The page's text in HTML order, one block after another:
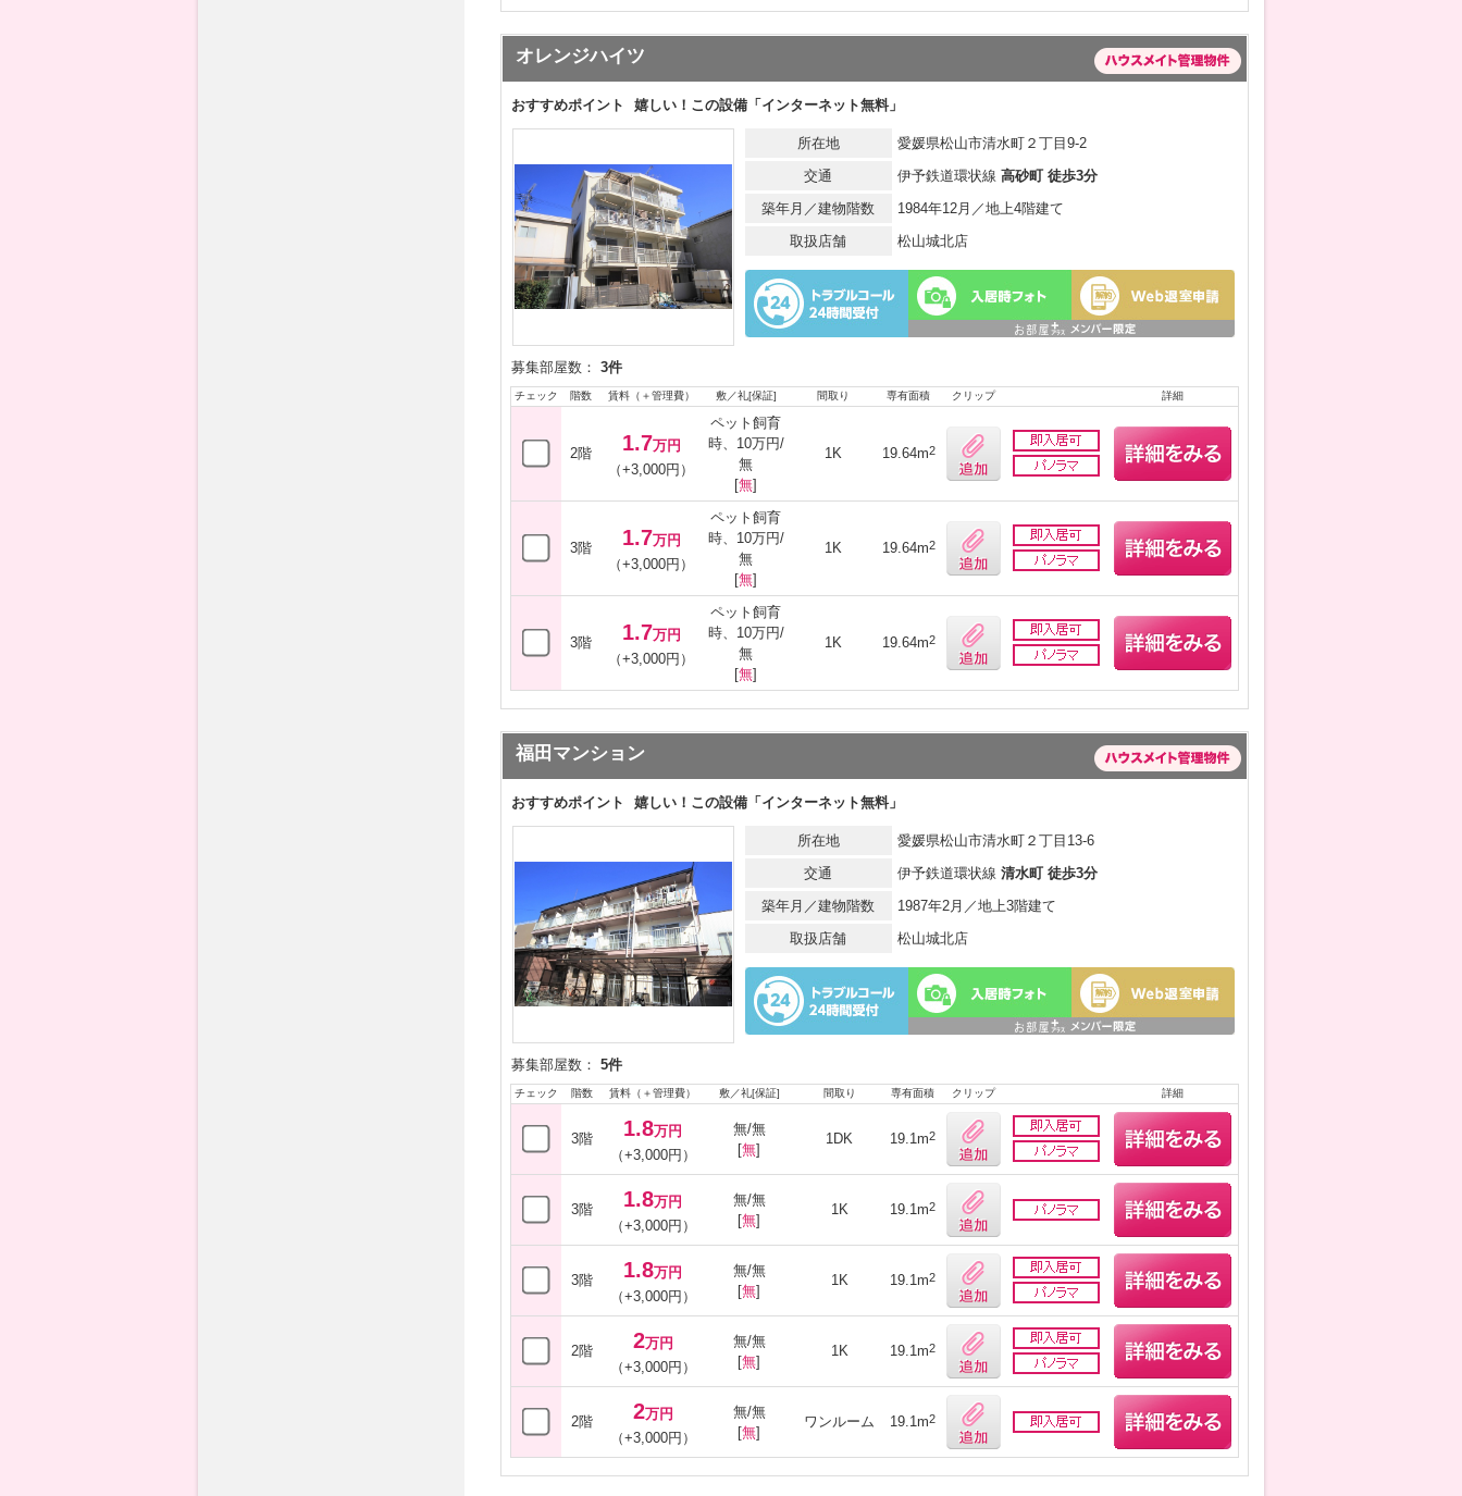
オレンジハイツ
おすすめポイント 嬉しい！この設備「インターネット無料」
所在地
愛媛県松山市清水町２丁目9-2
交通
伊予鉄道環状線 高砂町 徒歩3分
築年月／建物階数
1984年12月／地上4階建て
取扱店舗
松山城北店
募集部屋数： 3件
チェック 階数 賃料（＋管理費） 敷／礼[保証] 間取り 専有面積 クリップ 詳細
2階 1.7万円
（+3,000円）
ペット飼育
時、10万円/
無
[無]
1K 19.64m2
3階 1.7万円
（+3,000円）
ペット飼育
時、10万円/
無
[無]
1K 19.64m2
3階 1.7万円
（+3,000円）
ペット飼育
時、10万円/
無
[無]
1K 19.64m2
福田マンション
おすすめポイント 嬉しい！この設備「インターネット無料」
所在地
愛媛県松山市清水町２丁目13-6
交通
伊予鉄道環状線 清水町 徒歩3分
築年月／建物階数
1987年2月／地上3階建て
取扱店舗
松山城北店
募集部屋数： 5件
チェック 階数 賃料（＋管理費） 敷／礼[保証] 間取り 専有面積 クリップ 詳細
3階 1.8万円
（+3,000円）
無/無
[無]
1DK 19.1m2
3階 1.8万円
（+3,000円）
無/無
[無]
1K 19.1m2
3階 1.8万円
（+3,000円）
無/無
[無]
1K 19.1m2
2階 2万円
（+3,000円）
無/無
[無]
1K 19.1m2
2階 2万円
（+3,000円）
無/無
[無]
ワンルーム 19.1m2